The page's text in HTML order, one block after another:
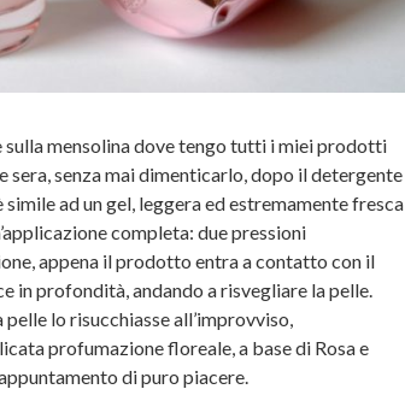
mensolina dove tengo tutti i miei prodotti
senza mai dimenticarlo, dopo il detergente
ad un gel, leggera ed estremamente fresca
completa: due pressioni
appena il prodotto entra a contatto con il
in profondità, andando a risvegliare la pelle.
lo risucchiasse all’improvviso,
profumazione floreale, a base di Rosa e
di puro piacere.